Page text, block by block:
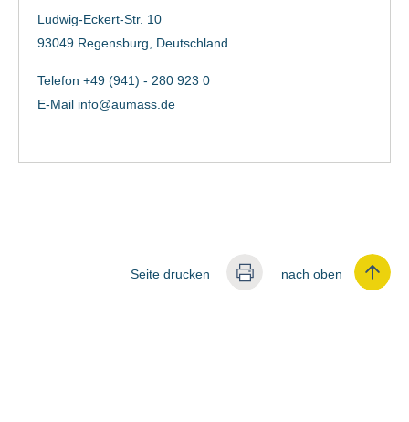
Ludwig-Eckert-Str. 10
93049 Regensburg, Deutschland
Telefon +49 (941) - 280 923 0
E-Mail info@aumass.de
nach oben
Seite drucken